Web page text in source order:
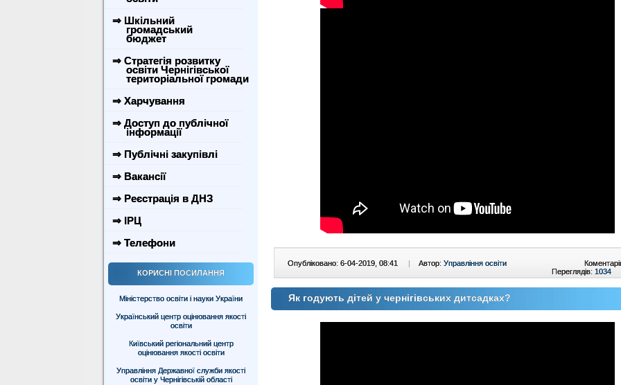
⇒ Шкільний
громадський
бюджет
⇒ Стратегія розвитку
освіти Чернігівської
територіальної громади
⇒ Харчування
⇒ Доступ до публічної
інформації
⇒ Публічні закупівлі
⇒ Вакансії
⇒ Реєстрація в ДНЗ
⇒ ІРЦ
⇒ Телефони
КОРИСНІ ПОСИЛАННЯ
Міністерство освіти і науки України
Український центр оцінювання якості
освіти
Київський регіональний центр
оцінювання якості освіти
Управління Державної служби якості
освіти у Чернігівській області
Опубліковано: 6-04-2019, 08:41 | Автор: Управління освіти
Переглядів: 1034
Як годують дітей у чернігівських дитсадках?